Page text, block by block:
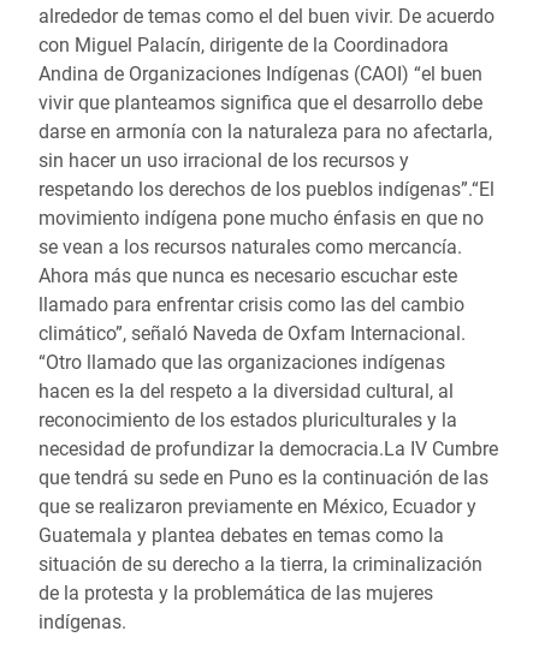
alrededor de temas como el del buen vivir. De acuerdo
con Miguel Palacín, dirigente de la Coordinadora
Andina de Organizaciones Indígenas (CAOI) “el buen
vivir que planteamos significa que el desarrollo debe
darse en armonía con la naturaleza para no afectarla,
sin hacer un uso irracional de los recursos y
respetando los derechos de los pueblos indígenas”.“El
movimiento indígena pone mucho énfasis en que no
se vean a los recursos naturales como mercancía.
Ahora más que nunca es necesario escuchar este
llamado para enfrentar crisis como las del cambio
climático”, señaló Naveda de Oxfam Internacional.
“Otro llamado que las organizaciones indígenas
hacen es la del respeto a la diversidad cultural, al
reconocimiento de los estados pluriculturales y la
necesidad de profundizar la democracia.La IV Cumbre
que tendrá su sede en Puno es la continuación de las
que se realizaron previamente en México, Ecuador y
Guatemala y plantea debates en temas como la
situación de su derecho a la tierra, la criminalización
de la protesta y la problemática de las mujeres
indígenas.